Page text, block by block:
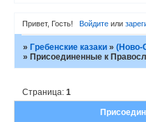
Привет, Гость! Войдитеили
»Гребенские казаки »(Ново-
»Присоединенные к
Страница:1